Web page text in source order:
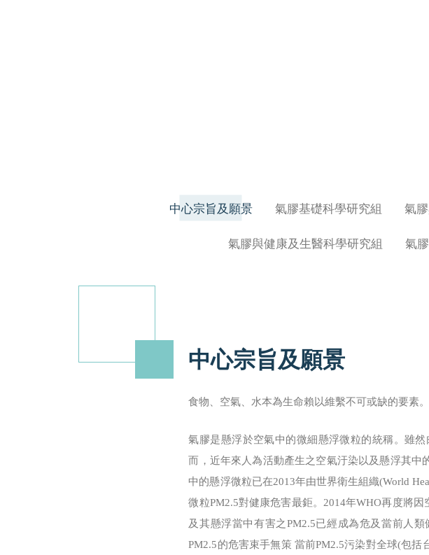
中心宗旨及願景 氣膠基礎科學研究組 氣
氣膠與健康及生醫科學研究組 氣
中心宗旨及願景
食物、空氣、水本為生命賴以維繫不可或缺的要素
氣膠是懸浮於空氣中的微細懸浮微粒的統稱。雖
而，近年來人為活動產生之空氣汙染以及懸浮其
中的懸浮微粒已在2013年由世界衛生組織(World
微粒PM2.5對健康危害最鉅。2014年WHO再度將
及其懸浮當中有害之PM2.5已經成為危及當前人
PM2.5的危害束手無策 當前PM2.5污染對全球(包